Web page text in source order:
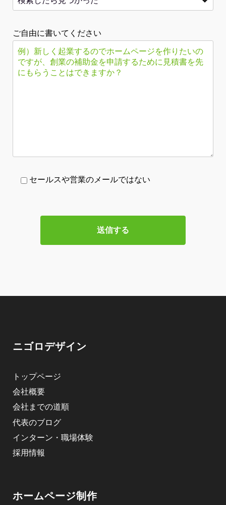
ご自由に書いてください
セールスや営業のメールではない
ニゴロデザイン
トップページ
会社概要
会社までの道順
代表のブログ
インターン・職場体験
採用情報
ホームページ制作